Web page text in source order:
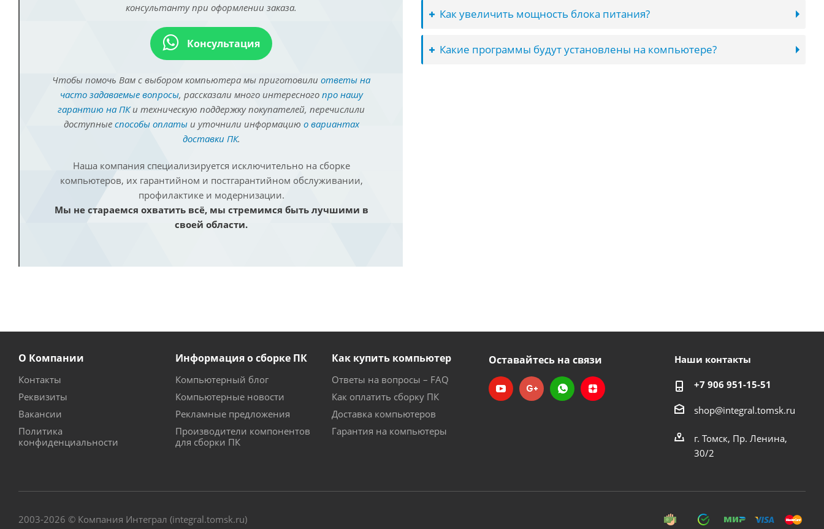
консультанту при оформлении заказа.
Консультация
Чтобы помочь Вам с выбором компьютера мы приготовили ответы на
часто задаваемые вопросы, рассказали много интересного про нашу
гарантию на ПКи техническую поддержку покупателей, перечислили
доступные способы оплатыи уточнили информацию о вариантах
доставки ПК.
Наша компания специализируется исключительно на сборке
компьютеров, их гарантийном и постгарантийном обслуживании,
профилактике и модернизации.
Мы не стараемся охватить всё, мы стремимся быть лучшими в
своей области.
Как увеличить мощность блока питания?
Какие программы будут установлены на компьютере?
О Компании
Контакты
Реквизиты
Вакансии
Политика
конфиденциальности
Информация о сборке ПК
Компьютерный блог
Компьютерные новости
Рекламные предложения
Производители компонентов
для сборки ПК
Как купить компьютер
Ответы на вопросы – FAQ
Как оплатить сборку ПК
Доставка компьютеров
Гарантия на компьютеры
Оставайтесь на связи Наши контакты
+7 906 951-15-51
shop@integral.tomsk.ru
г. Томск, Пр. Ленина,
30/2
2003-2026 © Компания Интеграл (integral.tomsk.ru)